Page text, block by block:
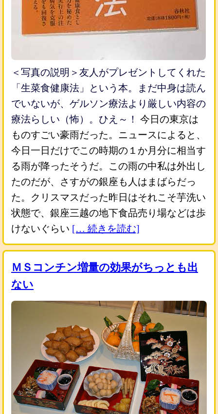
＜写真の説明＞友人がプレゼントしてくれた
「生菜食健康法」という本。まだ中身は読ん
でいないが、ゲルソン療法より厳しい内容の
療法らしい（怖）。ひえ～！
今日の東京は
ものすごい豪雨だった。ニュースによると、
今日一日だけでこの時期の１か月分に相当す
る雨が降ったそうだ。この雨の中私は外出し
たのだが、さすがの銀座も人はまばらだっ
た。クリスマスだった昨日はそれこそ芋洗い
状態で、銀座三越の地下食品売り場などは歩
けないぐらい [… 続きを読む]
ＭＳコンチン増量の効果がちっとも出
ない